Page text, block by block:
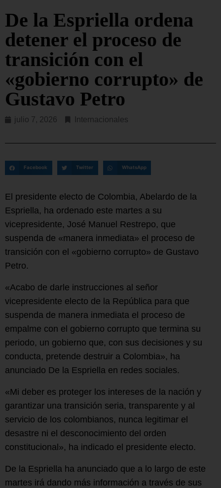
De la Espriella ordena
detener el proceso de
transición con el
«gobierno corrupto» de
Gustavo Petro
julio 7, 2026 Internacionales
Facebook Twitter WhatsApp
El presidente electo de Colombia, Abelardo de la
Espriella, ha ordenado este martes a su
vicepresidente, José Manuel Restrepo, que
suspenda de «manera inmediata» el proceso de
transición con el «gobierno corrupto» de Gustavo
Petro.
«Acabo de darle instrucciones al señor
vicepresidente electo de la República para que
suspenda de manera inmediata el proceso de
empalme con el gobierno corrupto que termina su
periodo, un gobierno que, con sus decisiones y su
conducta, pretende destruir a Colombia», ha
anunciado De la Espriella en redes sociales.
«Mi deber es proteger los intereses de la nación y
garantizar una transición seria, transparente y al
servicio de los colombianos, nunca legitimar el
desastre ni el desconocimiento del orden
constitucional», ha indicado el presidente electo.
De la Espriella ha anunciado que a lo largo de este
martes irá dando más información a través de sus